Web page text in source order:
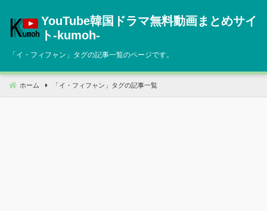
へ
動
YouTube韓国ドラマ無料動画まとめサイ
ト‐kumoh‐
「イ・フィフャン 」タグの記事一覧のページです。
ホーム 「 イ・フィフャン 」タグの記事一覧